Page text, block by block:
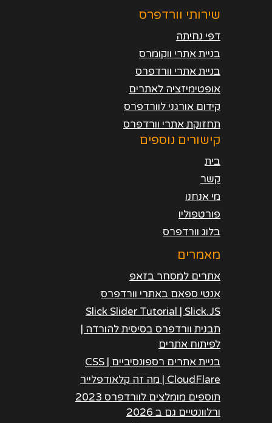
שירותי וורדפרס
דפי נחיתה
בניית אתרי ווקומרס
בניית אתרי וורדפרס
אופטימיזציה לאתרים
קידום אורגני לוורדפרס
תחזוקת אתרי וורדפרס
קישורים נוספים
בית
קשר
מי אנחנו
פורטפוליו
בלוג וורדפרס
מאמרים
אתרים למסחר בזאפ
אנטי ספאם באתרי וורדפרס
Slick Slider Tutorial | Slick.JS
תבנית וורדפרס בסיסית להורדה |
לפיתוח אתרים
בניית אתרים רספונסיביים | CSS
CloudFlare | מה זה קלאודפלייר
תוספים מומלצים לוורדפרס 2023
ורלוונטיים גם ב 2026